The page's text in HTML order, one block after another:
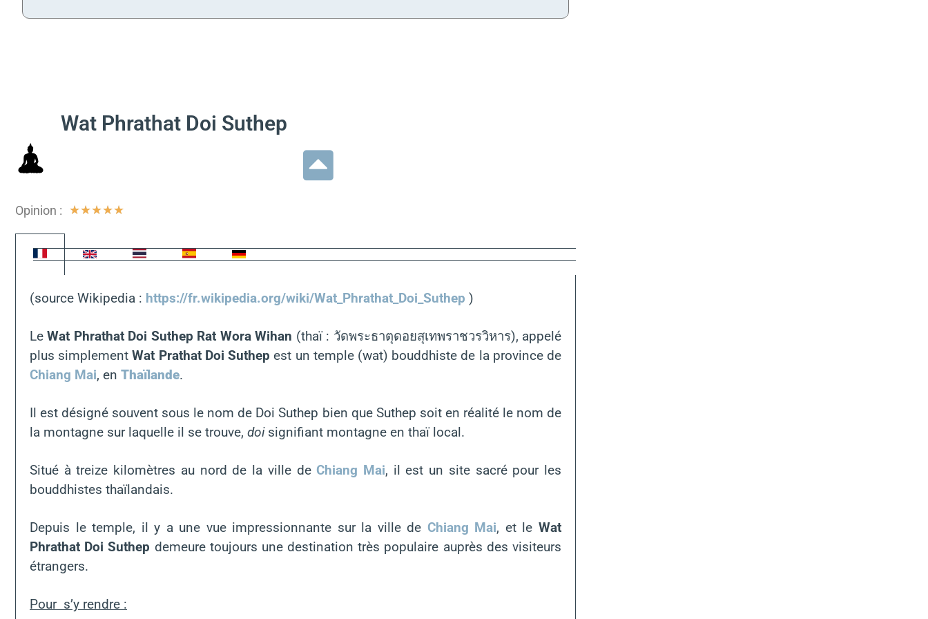
Wat Phrathat Doi Suthep
Opinion : ★★★★★
(source Wikipedia : https://fr.wikipedia.org/wiki/Wat_Phrathat_Doi_Suthep )
LeWat Phrathat Doi Suthep Rat Wora Wihan (thaï : วัดพระธาตุดอยสุเทพราชวรวิหาร), appelé
plus simplementWat Prathat Doi Suthep est un temple (wat) bouddhiste de la province de
Chiang Mai, en Thaïlande.
Il est désigné souvent sous le nom de Doi Suthep bien que Suthep soit en réalité le nom de
la montagne sur laquelle il se trouve, doisignifiant montagne en thaï local.
Situé à treize kilomètres au nord de la ville de Chiang Mai, il est un site sacré pour les
bouddhistes thaïlandais.
Depuis le temple, il y a une vue impressionnante sur la ville de Chiang Mai, et leWat
Phrathat Doi Suthep demeure toujours une destination très populaire auprès des visiteurs
étrangers.
Pour s’y rendre :